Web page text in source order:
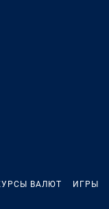
ВАЛЮТ ИГРЫ